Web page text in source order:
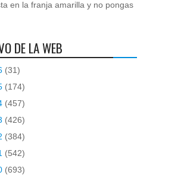
en la franja amarilla y no pongas
DE LA WEB
(31)
(174)
(457)
(426)
(384)
(542)
(693)